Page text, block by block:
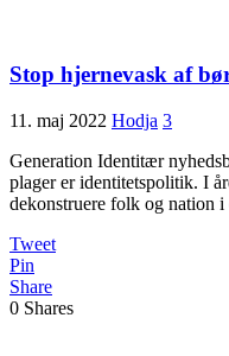
Stop hjernevask af
11. maj 2022 Hodja 3
Generation Identitær
plager er identitetspolitik. I
dekonstruere folk og nation i
Tweet
Pin
Share
0 Shares